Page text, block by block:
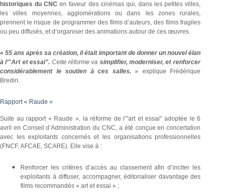
historiques du CNCen faveur des cinémas qui, dans les petites villes,
les villes moyennes, agglomérations ou dans les zones rurales,
prennent le risque de programmer des films d’auteurs, des films fragiles
ou peu diffusés, et d’organiser des animations autour de ces œuvres.
«55 ans après sa création, il était important de donner un nouvel élan
à l’"Art et essai". Cette réforme va simplifier, moderniser, et renforcer
considérablement le soutien à ces salles. » explique Frédérique
Bredin.
Rapport « Raude »
Suite au rapport « Raude », la réforme de l’"art et essai" adoptée le 6
avril en Conseil d’Administration du CNC, a été conçue en concertation
avec les exploitants concernés et les organisations professionnelles
(FNCF, AFCAE, SCARE). Elle vise à :
Renforcer les critères d’accès au classement afin d’inciter les
exploitants à diffuser, accompagner, éditorialiser davantage des
films recommandés « art et essai » ;